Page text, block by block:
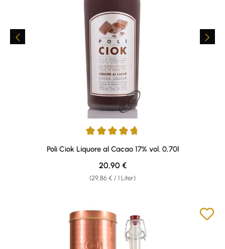
Durchschnittliche Bewertung von 4.75 von 5 Sternen
Poli Ciok Liquore al Cacao 17% vol. 0,70l
(29,86 € / 1 Liter)
Regulärer Preis:
20,90 €